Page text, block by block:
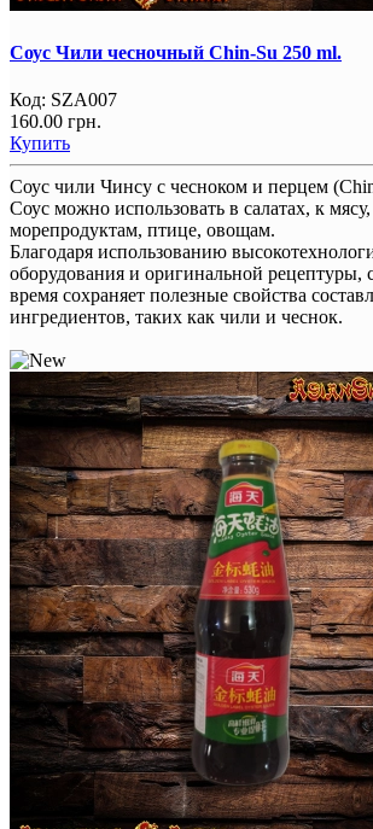
Соус Чили чесночный Chin-Su 250 ml.
Код: SZA007
160.00 грн.
Купить
Соус чили Чинсу с чесноком и перцем
Соус можно использовать в салатах, к
морепродуктам, птице, овощам.
Благодаря использованию
оборудования и оригинальной рецептуры,
время сохраняет полезные свойства
ингредиентов, таких как чили и чеснок.